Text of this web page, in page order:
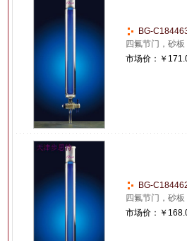
BG-
四氟节门，砂
市场价： ￥
BG-
四氟节门，砂
市场价： ￥